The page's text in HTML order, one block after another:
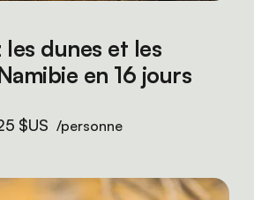
les dunes et les
en 16 jours
$US /personne